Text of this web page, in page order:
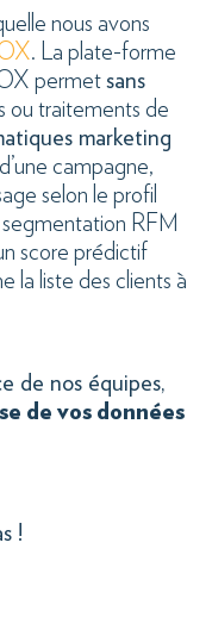
nous avons
. La plate-forme
permet sans
ou traitements de
marketing
campagne,
selon le profil
RFM
score prédictif
la liste des clients à
de nos équipes,
de vos données
!